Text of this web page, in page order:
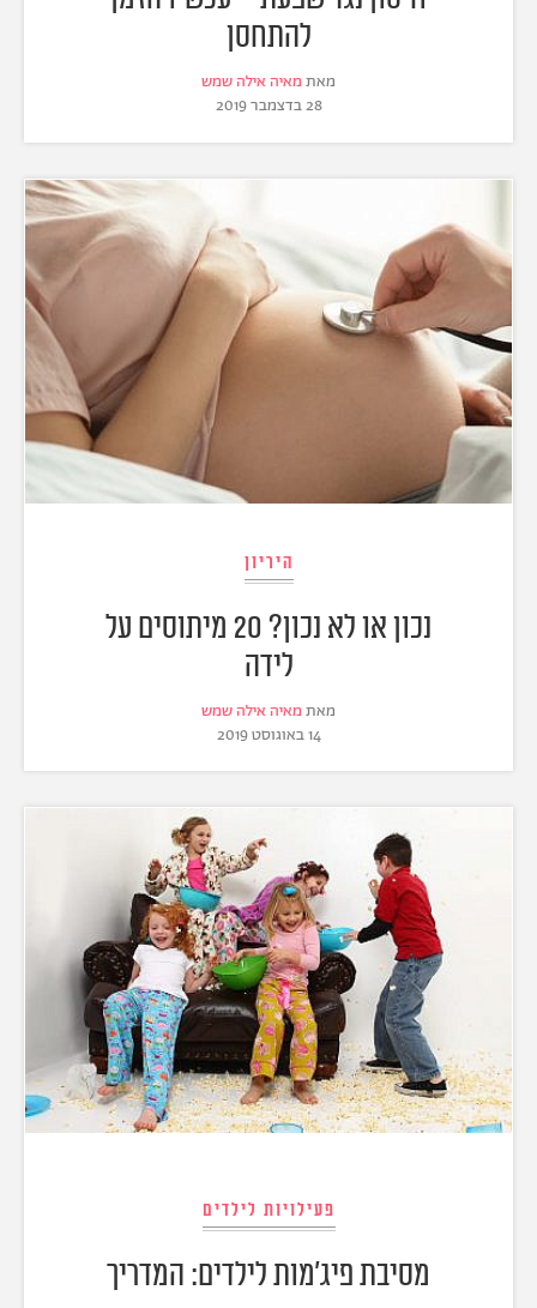
להתחסן
מאת מאיה אילה שמש
28 בדצמבר 2019
היריון
נכון או לא נכון? 20 מיתוסים על
לידה
מאת מאיה אילה שמש
14 באוגוסט 2019
פעילויות לילדים
מסיבת פיג'מות לילדים: המדריך